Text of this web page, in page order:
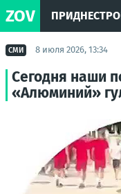
ZOV
СМИ 8 июля 2026, 13:34
Сегодня наши
«Алюминий»